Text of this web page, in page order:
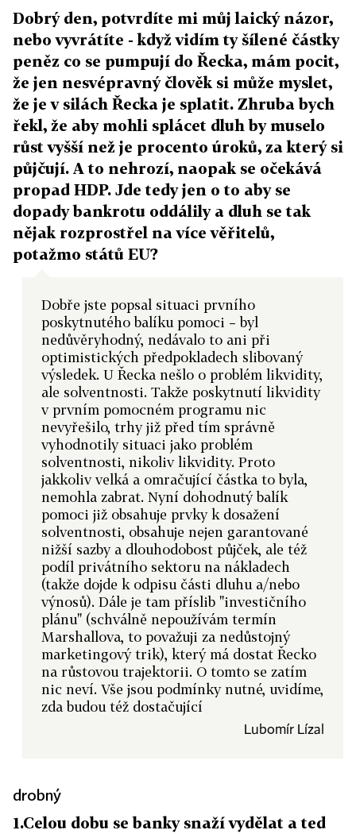
Dobrý den, potvrdíte mi můj laický názor,
nebo vyvrátíte - když vidím ty šílené částky
peněz co se pumpují do Řecka, mám pocit,
že jen nesvépravný člověk si může myslet,
že je v silách Řecka je splatit. Zhruba bych
řekl, že aby mohli splácet dluh by muselo
růst vyšší než je procento úroků, za který si
půjčují. A to nehrozí, naopak se očekává
propad HDP. Jde tedy jen o to aby se
dopady bankrotu oddálily a dluh se tak
nějak rozprostřel na více věřitelů,
potažmo států EU?
Dobře jste popsal situaci prvního
poskytnutého balíku pomoci – byl
nedůvěryhodný, nedávalo to ani při
optimistických předpokladech slibovaný
výsledek. U Řecka nešlo o problém likvidity,
ale solventnosti. Takže poskytnutí likvidity
v prvním pomocném programu nic
nevyřešilo, trhy již před tím správně
vyhodnotily situaci jako problém
solventnosti, nikoliv likvidity. Proto
jakkoliv velká a omračující částka to byla,
nemohla zabrat. Nyní dohodnutý balík
pomoci již obsahuje prvky k dosažení
solventnosti, obsahuje nejen garantované
nižší sazby a dlouhodobost půjček, ale též
podíl privátního sektoru na nákladech
(takže dojde k odpisu části dluhu a/nebo
výnosů). Dále je tam příslib "investičního
plánu" (schválně nepoužívám termín
Marshallova, to považuji za nedůstojný
marketingový trik), který má dostat Řecko
na růstovou trajektorii. O tomto se zatím
nic neví. Vše jsou podmínky nutné, uvidíme,
zda budou též dostačující
Lubomír Lízal
drobný
1.Celou dobu se banky snaží vydělat a ted